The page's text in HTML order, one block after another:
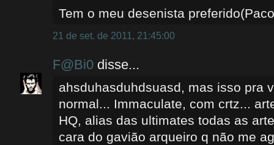
Tem o meu desenista
21 de set. de 2011, 21:45:00
F@Bi0 disse...
ahsduhasduhdsuasd, mas isso pra
normal... Immaculate, com crtz...
HQ, alias das ultimates todas as
cara do gavião arqueiro q não me